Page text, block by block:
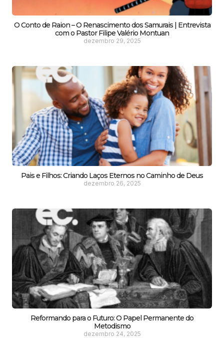
O Conto de Raion – O Renascimento dos Samurais | Entrevista
com o Pastor Filipe Valério Montuan
dezembro 29, 2025
Pais e Filhos: Criando Laços Eternos no Caminho de Deus
dezembro 26, 2025
Reformando para o Futuro: O Papel Permanente do
Metodismo
dezembro 24, 2025